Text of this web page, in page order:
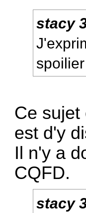
stacy
Ce sujet
est d'y
Il n'y a
CQFD.
stacy